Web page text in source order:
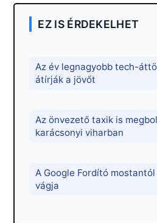
EZ IS ÉRDEKELHET
Az év legnagyobb tech-
átírják a jövőt
Az önvezető taxik is
karácsonyi viharban
A Google Fordító
vágja